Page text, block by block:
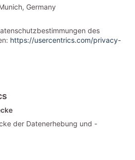
Germany
des
https://usercentrics.com/privacy-
der Datenerhebung und -